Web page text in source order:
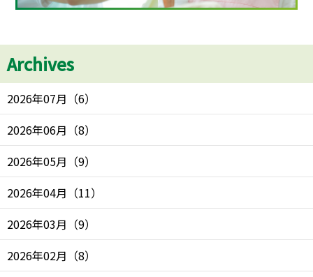
Archives
2026年07月 （6）
2026年06月 （8）
2026年05月 （9）
2026年04月 （11）
2026年03月 （9）
2026年02月 （8）